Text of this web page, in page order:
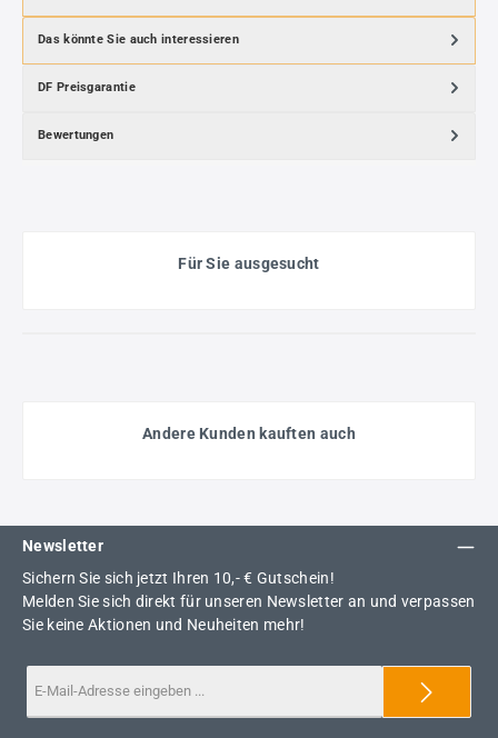
Das könnte Sie auch interessieren
DF Preisgarantie
Bewertungen
Für Sie ausgesucht
Andere Kunden kauften auch
Newsletter
Sichern Sie sich jetzt Ihren 10,- € Gutschein!
Melden Sie sich direkt für unseren Newsletter an und verpassen
Sie keine Aktionen und Neuheiten mehr!